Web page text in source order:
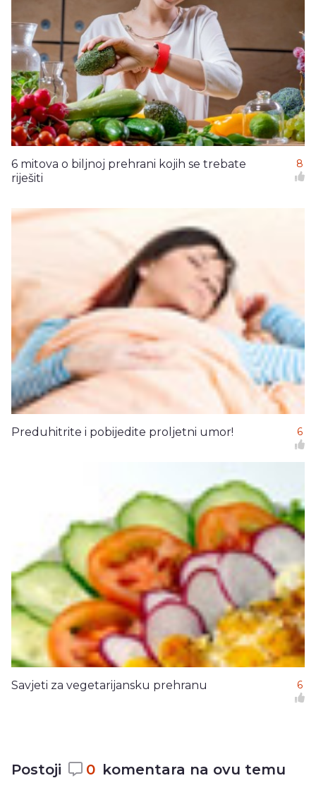
6 mitova o biljnoj prehrani kojih se trebate
riješiti
8
Preduhitrite i pobijedite proljetni umor! 6
Savjeti za vegetarijansku prehranu 6
Postoji 0 komentara na ovu temu